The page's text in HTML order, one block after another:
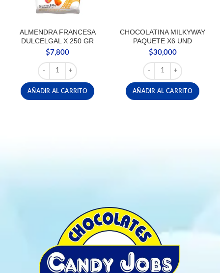
ALMENDRA FRANCESA
DULCELGAL X 250 GR
$7,800
ALMENDRA FRANCESA DULCELGAL X 250 GR cantidad
AÑADIR AL CARRITO
CHOCOLATINA MILKYWAY
PAQUETE X6 UND
$30,000
CHOCOLATINA
AÑADIR AL CARRITO